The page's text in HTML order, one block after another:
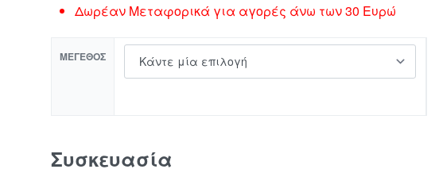
Δωρέαν Μεταφορικά για αγορές άνω των 30 Ευρώ
ΜΈΓΕΘΟΣ
Συσκευασία